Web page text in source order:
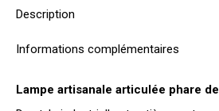
Description
Informations complémentaires
Lampe artisanale articulée phare